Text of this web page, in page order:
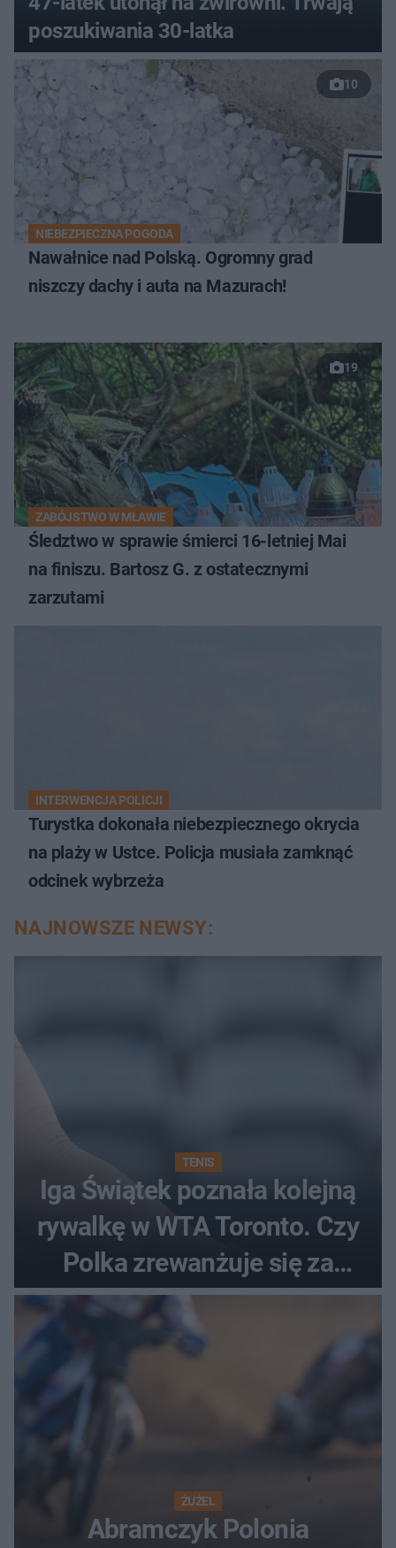
poszukiwania 30-latka
10
NIEBEZPIECZNA POGODA
Nawałnice nad Polską. Ogromny grad
niszczy dachy i auta na Mazurach!
19
ZABÓJSTWO W MŁAWIE
Śledztwo w sprawie śmierci 16-letniej Mai
na finiszu. Bartosz G. z ostatecznymi
zarzutami
INTERWENCJA POLICJI
Turystka dokonała niebezpiecznego okrycia
na plaży w Ustce. Policja musiała zamknąć
odcinek wybrzeża
NAJNOWSZE NEWSY:
TENIS
Iga Świątek poznała kolejną
rywalkę w WTA Toronto. Czy
Polka zrewanżuje się za
ostatnią porażkę?
ŻUŻEL
Abramczyk Polonia